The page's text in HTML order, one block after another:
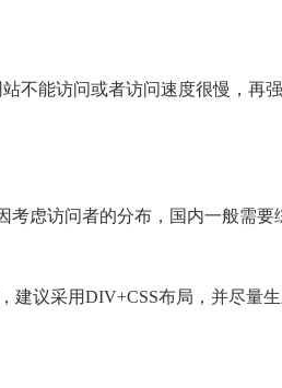
不能访问或者访问速度很慢，再
考虑访问者的分布，国内一般需要
议采用DIV+CSS布局，并尽量生